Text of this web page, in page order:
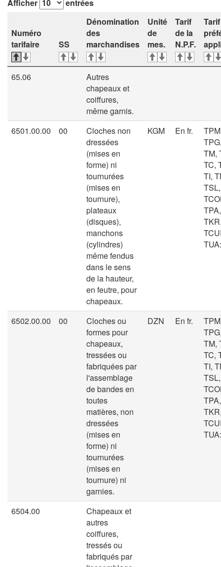
Afficher
entrées
Numéro
tarifaire
SS
Dénomination
des
marchandises
Unité
de
mes.
Tarif
de la
N.P.F.
65.06
Autres
chapeaux et
coiffures,
même garnis.
6501.00.00
00
Cloches non
dressées
(mises en
forme) ni
tournurées
(mises en
tournure),
plateaux
(disques),
manchons
(cylindres)
même fendus
dans le sens
de la hauteur,
en feutre, pour
chapeaux.
KGM En fr.
TM,
TC,
TI,
6502.00.00 00
Cloches ou
formes pour
chapeaux,
tressées ou
fabriquées par
l'assemblage
de bandes en
toutes
matières, non
dressées
(mises en
forme) ni
tournurées
(mises en
tournure) ni
garnies.
DZN En fr.
TM,
TC,
TI,
6504.00
Chapeaux et
autres
coiffures,
tressés ou
fabriqués par